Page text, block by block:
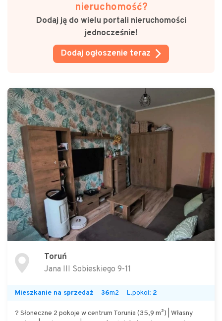
nieruchomość?
Dodaj ją do wielu portali nieruchomości
jednocześnie!
Dodaj ogłoszenie teraz
Toruń
Jana III Sobieskiego 9-11
Mieszkanie na sprzedaż 36m2 L.pokoi: 2
? Słoneczne 2 pokoje w centrum Torunia (35,9 m²) | Własny